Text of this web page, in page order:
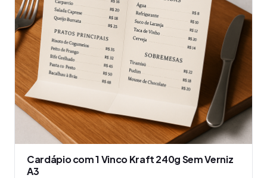
podem
ser
escolhidas
na
página
do
produto
Cardápio com 1 Vinco Kraft 240g Sem Verniz
A3